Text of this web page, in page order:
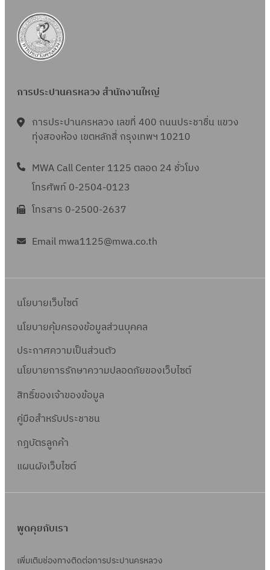
การประปานครหลวง สำนักงานใหญ่
การประปานครหลวง เลขที่ 400 ถนนประชาชื่น แขวง
ทุ่งสองห้อง เขตหลักสี่ กรุงเทพฯ 10210
MWA Call Center 1125 ตลอด 24 ชั่วโมง
โทรศัพท์ 0-2504-0123
โทรสาร 0-2500-2637
Email mwa1125@mwa.co.th
นโยบายเว็บไซต์
นโยบายคุ้มครองข้อมูลส่วนบุคคล
ประกาศความเป็นส่วนตัว
นโยบายการรักษาความปลอดภัยของเว็บไซต์
สิทธิ์ของเจ้าของข้อมูล
คู่มือสำหรับประชาชน
กฎบัตรลูกค้า
แผนผังเว็บไซต์
พูดคุยกับเรา
เพิ่มเติมช่องทางติดต่อการประปานครหลวง